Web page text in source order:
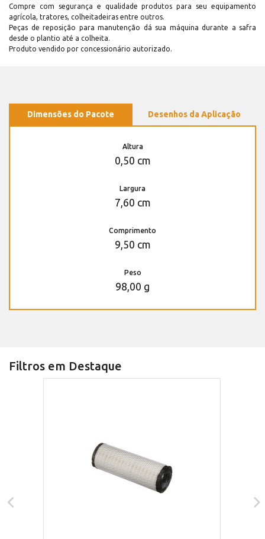
Compre com segurança e qualidade produtos para seu equipamento
agrícola, tratores, colheitadeiras entre outros.
Peças de reposição para manutenção dá sua máquina durante a safra
desde o plantio até a colheita.
Produto vendido por concessionário autorizado.
Dimensões do Pacote Desenhos da Aplicação
Altura
0,50 cm
Largura
7,60 cm
Comprimento
9,50 cm
Peso
98,00 g
Filtros em Destaque